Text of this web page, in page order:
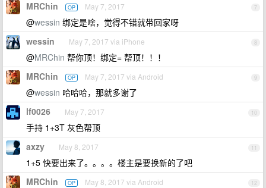
7
MRChin OP May 7, 2017
@wessin 绑定是啥，觉得不错就带回家呀
8
wessin May 7, 2017 via iPhone
@MRChin 帮你顶！绑定= 帮顶！！！
9
MRChin OP May 7, 2017 via Android
@wessin 哈哈哈，那就多谢了
10
lf0026 May 7, 2017
手持 1+3T 灰色帮顶
11
axzy May 8, 2017
1+5 快要出来了。。。。楼主是要换新的了吧
12
MRChin OP May 8, 2017 via Android